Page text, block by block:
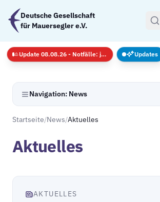
Zum Hauptinhalt springen
Deutsche Gesellschaft
für Mauersegler e.V.
Navigation: News
Startseite/News/Aktuelles
Aktuelles
AKTUELLES
Update 08.08.26 - Notfälle: jederzeit · GS nur mit
Updates